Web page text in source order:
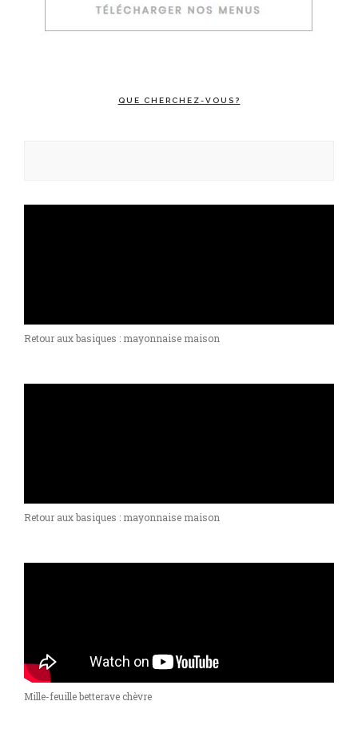
QUE CHERCHEZ-VOUS?
Retour aux basiques : mayonnaise maison
Retour aux basiques : mayonnaise maison
Mille-feuille betterave chèvre